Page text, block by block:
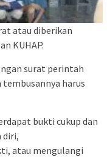
atau diberikan
KUHAP.
surat perintah
harus
bukti cukup dan
diri,
atau mengulangi